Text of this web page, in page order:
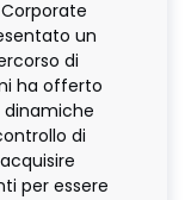
un
di
ha offerto
di
per essere